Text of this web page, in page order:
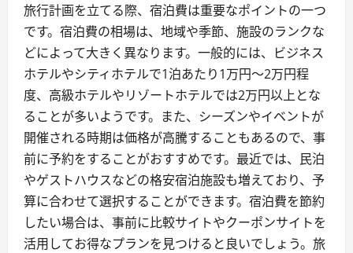
旅行計画を立てる際、宿泊費は重要なポイントの一つ
です。宿泊費の相場は、地域や季節、施設のランクな
どによって大きく異なります。一般的には、ビジネス
ホテルやシティホテルで1泊あたり1万円〜2万円程
度、高級ホテルやリゾートホテルでは2万円以上とな
ることが多いようです。また、シーズンやイベントが
開催される時期は価格が高騰することもあるので、事
前に予約をすることがおすすめです。最近では、民泊
やゲストハウスなどの格安宿泊施設も増えており、予
算に合わせて選択することができます。宿泊費を節約
したい場合は、事前に比較サイトやクーポンサイトを
活用してお得なプランを見つけると良いでしょう。旅